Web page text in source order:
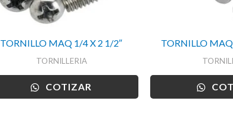
TORNILLO MAQ 1/4 X 2 1/2″
TORNILLERIA
COTIZAR
TORNILLO